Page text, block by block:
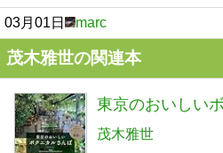
03月01日 marc
茂木雅世の関連本
東京のおいしい
茂木雅世